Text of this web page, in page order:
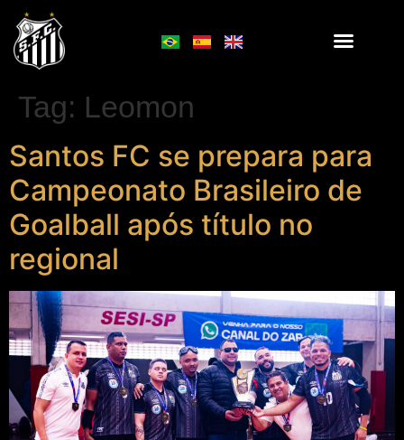
Tag: Leomon
Santos FC se prepara para
Campeonato Brasileiro de
Goalball após título no
regional